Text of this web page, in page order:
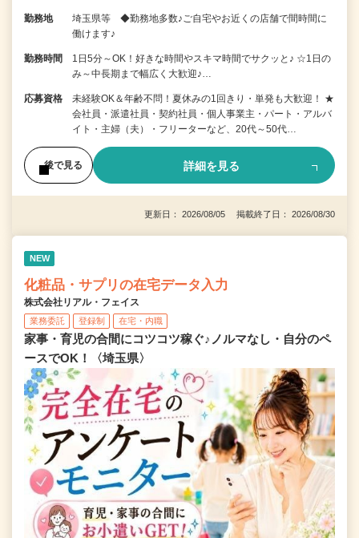
勤務地
埼玉県等 ◆勤務地多数♪ご自宅やお近くの店舗で間時間に
働けます♪
勤務時間
1日5分～OK！好きな時間やスキマ時間でサクッと♪ ☆1日の
み～中長期まで幅広く大歓迎♪…
応募資格
未経験OK＆年齢不問！夏休みの1回きり・単発も大歓迎！ ★
会社員・派遣社員・契約社員・個人事業主・パート・アルバ
イト・主婦（夫）・フリーターなど、20代～50代…
後で見る 詳細を見る
更新日： 2026/08/05 掲載終了日： 2026/08/30
NEW
化粧品・サプリの在宅データ入力
株式会社リアル・フェイス
業務委託 登録制 在宅・内職
家事・育児の合間にコツコツ稼ぐ♪ノルマなし・自分のペ
ースでOK！〈埼玉県〉